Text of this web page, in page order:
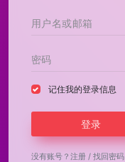
记住我的登录信息
登录
没有账号？ 注册 / 找回密码